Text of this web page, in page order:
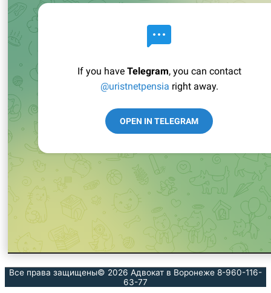
Все права защищены© 2026 Адвокат в Воронеже 8-960-116-
63-77